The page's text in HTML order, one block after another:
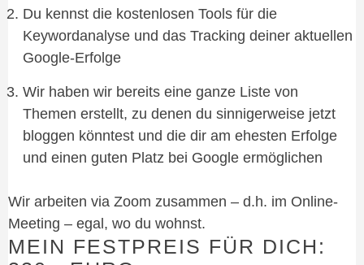
Du kennst die kostenlosen Tools für die
Keywordanalyse und das Tracking deiner aktuellen
Google-Erfolge
Wir haben wir bereits eine ganze Liste von
Themen erstellt, zu denen du sinnigerweise jetzt
bloggen könntest und die dir am ehesten Erfolge
und einen guten Platz bei Google ermöglichen
Wir arbeiten via Zoom zusammen – d.h. im Online-
Meeting – egal, wo du wohnst.
MEIN FESTPREIS FÜR DICH: